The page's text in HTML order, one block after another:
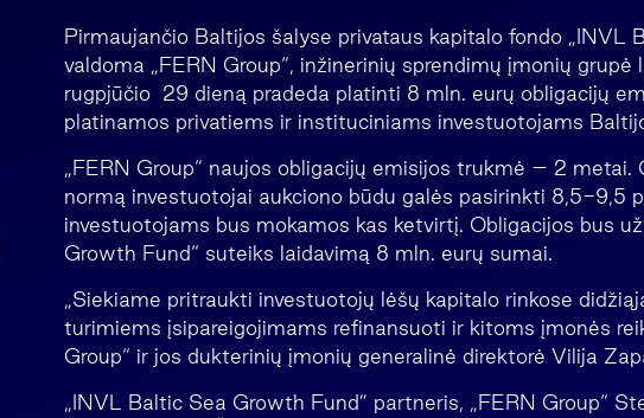
Pirmaujančio Baltijos šalyse privataus kapitalo fondo „INVL
valdoma „FERN Group“, inžinerinių sprendimų įmonių
rugpjūčio 29 dieną pradeda platinti 8 mln. eurų obligacijų
platinamos privatiems ir instituciniams investuotojams
„FERN Group“ naujos obligacijų emisijos trukmė – 2 metai.
normą investuotojai aukciono būdu galės pasirinkti 8,5-9,5
investuotojams bus mokamos kas ketvirtį. Obligacijos bus
Growth Fund“ suteiks laidavimą 8 mln. eurų sumai.
„Siekiame pritraukti investuotojų lėšų kapitalo rinkose
turimiems įsipareigojimams refinansuoti ir kitoms įmonės
Group“ ir jos dukterinių įmonių generalinė direktorė Vilija
„INVL Baltic Sea Growth Fund” partneris, „FERN Group“